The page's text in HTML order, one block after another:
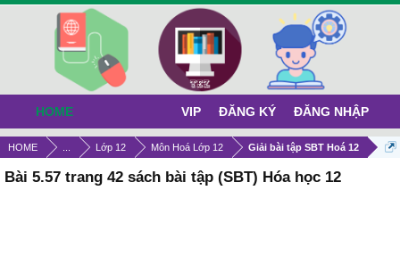
HOME Lớp 12 Môn Hoá Lớp 12 Giải bài tập SBT Hoá 12
Bài 5.57 trang 42 sách bài tập (SBT) Hóa học 12
HOME VIP ĐĂNG KÝ ĐĂNG NHẬP